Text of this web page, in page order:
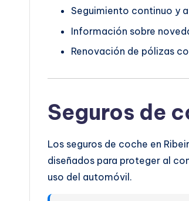
Seguimiento continuo y
Información sobre
Renovación de pólizas
Seguros de
Los seguros de coche en
diseñados para proteger al
uso del automóvil.